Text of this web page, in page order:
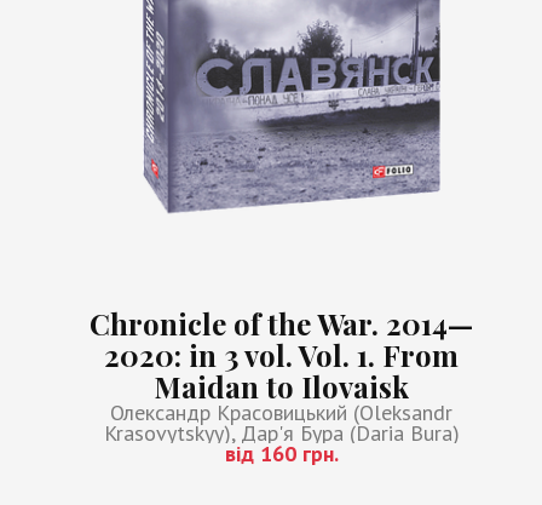
Chronicle of the War. 2014—
2020: in 3 vol. Vol. 1. From
Maidan to Ilovaisk
Олександр Красовицький (Oleksandr
Krasovytskyy), Дар'я Бура (Daria Bura)
від 160 грн.